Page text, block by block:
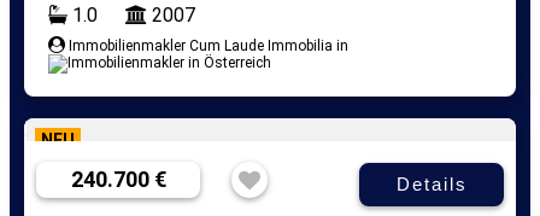
1.0
2007
Immobilienmakler Cum Laude Immobilia in
NEU
240.700 € Details